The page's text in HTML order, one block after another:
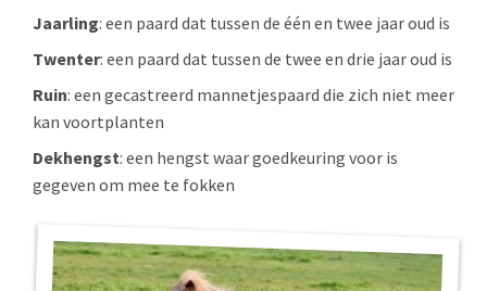
Jaarling: een paard dat tussen de één en twee jaar oud is
Twenter: een paard dat tussen de twee en drie jaar oud is
Ruin: een gecastreerd mannetjespaard die zich niet meer
kan voortplanten
Dekhengst: een hengst waar goedkeuring voor is
gegeven om mee te fokken